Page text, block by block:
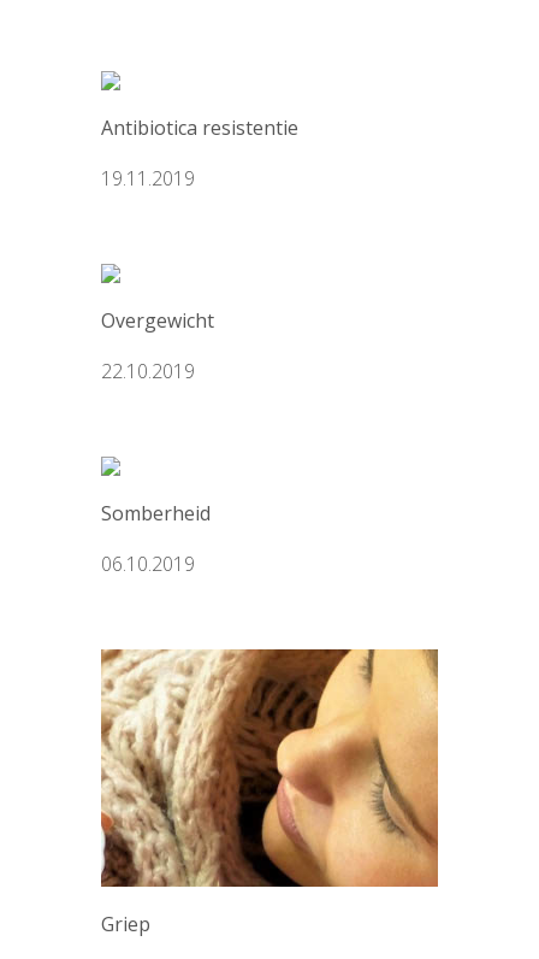
Antibiotica resistentie
19.11.2019
Overgewicht
22.10.2019
Somberheid
06.10.2019
Griep